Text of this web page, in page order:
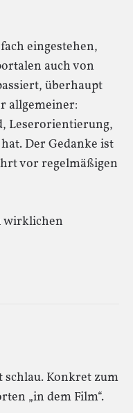
eingestehen,
auch von
überhaupt
allgemeiner:
Leserorientierung,
Der Gedanke ist
vor regelmäßigen
wirklichen
schlau. Konkret zum
„in dem Film“.